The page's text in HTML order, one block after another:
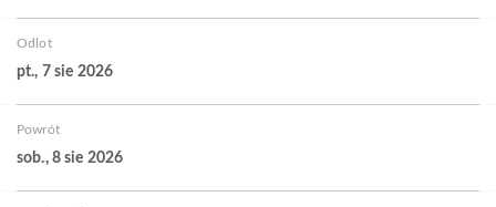
Odlot
pt., 7 sie 2026
Powrót
sob., 8 sie 2026